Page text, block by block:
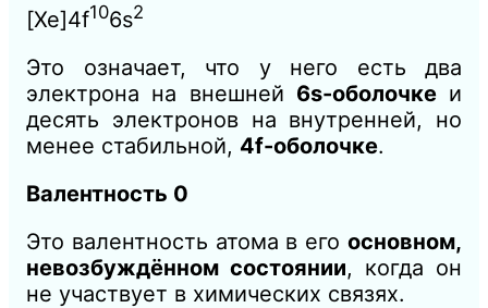
[Xe]4f106s2
Это означает, что у него есть два
электрона на внешней 6s-оболочкеи
десять электронов на внутренней, но
менее стабильной, 4f-оболочке.
Валентность 0
Это валентность атома в его основном,
невозбуждённом состоянии, когда он
не участвует в химических связях.